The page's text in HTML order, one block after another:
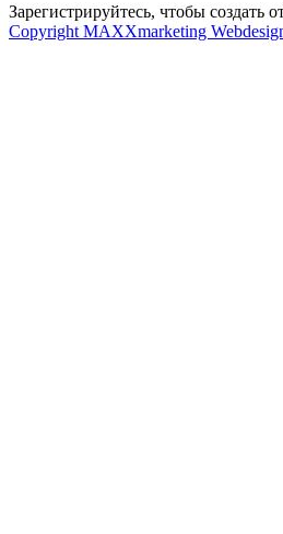
Зарегистрируйтесь, чтобы создать
Copyright MAXXmarketing